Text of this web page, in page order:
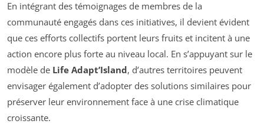
En intégrant des témoignages de membres de la
communauté engagés dans ces initiatives, il devient évident
que ces efforts collectifs portent leurs fruits et incitent à une
action encore plus forte au niveau local. En s’appuyant sur le
modèle de Life Adapt’Island, d’autres territoires peuvent
envisager également d’adopter des solutions similaires pour
préserver leur environnement face à une crise climatique
croissante.